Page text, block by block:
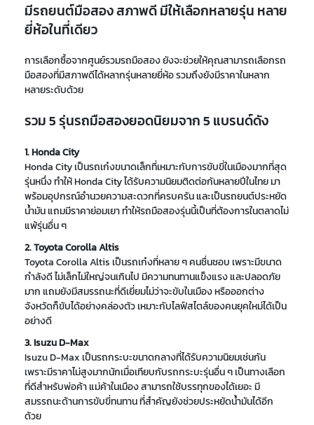
มีรถยนต์มือสอง สภาพดี มีให้เลือกหลายรุ่น หลาย
ยี่ห้อในที่เดียว
การเลือกซื้อจากศูนย์รวมรถมือสอง ยังจะช่วยให้คุณสามารถเลือกรถ
มือสองที่มีสภาพดีได้หลากรุ่นหลายยี่ห้อ รวมถึงยังมีราคาในหลาก
หลายระดับด้วย
รวม 5 รุ่นรถมือสองยอดนิยมจาก 5 แบรนด์ดัง
1. Honda City
Honda City เป็นรถเก๋งขนาดเล็กที่เหมาะกับการขับขี่ในเมืองมากที่สุด
รุ่นหนึ่ง ทำให้ Honda City ได้รับความนิยมติดต่อกันหลายปีในไทย มา
พร้อมอุปกรณ์อำนวยความสะดวกที่ครบครัน และเป็นรถยนต์ประหยัด
น้ำมัน แถมมีราคาย่อมเยา ทำให้รถมือสองรุ่นนี้เป็นที่ต้องการในตลาดไม่
แพ้รุ่นอื่น ๆ
2. Toyota Corolla Altis
Toyota Corolla Altis เป็นรถเก๋งที่หลาย ๆ คนชื่นชอบ เพราะมีขนาด
กำลังดี ไม่เล็กไม่ใหญ่จนเกินไป มีความทนทานแข็งแรง และปลอดภัย
มาก แถมยังมีสมรรถนะที่ดีเยี่ยมไม่ว่าจะขับในเมือง หรือออกต่าง
จังหวัดก็ขับได้อย่างคล่องตัว เหมาะกับไลฟ์สไตล์ของคนยุคใหม่ได้เป็น
อย่างดี
3. Isuzu D-Max
Isuzu D-Max เป็นรถกระบะขนาดกลางที่ได้รับความนิยมเช่นกัน
เพราะมีราคาไม่สูงมากนักเมื่อเทียบกับรถกระบะรุ่นอื่น ๆ เป็นทางเลือก
ที่ดีสำหรับพ่อค้า แม่ค้าในเมือง สามารถใช้บรรทุกของได้เยอะ มี
สมรรถนะด้านการขับขี่ทนทาน ที่สำคัญยังช่วยประหยัดน้ำมันได้อีก
ด้วย